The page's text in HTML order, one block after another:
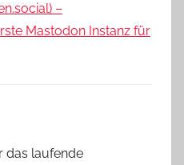
–
Mastodon Instanz für
das laufende